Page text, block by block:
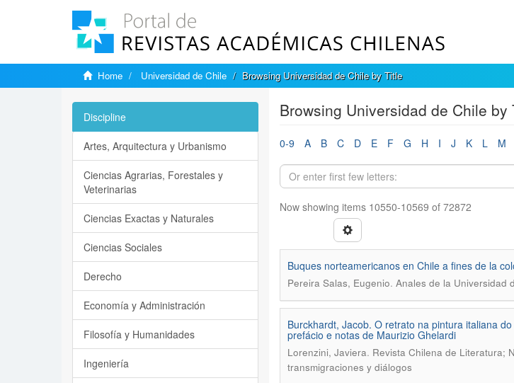
Home Universidad de Chile Browsing Universidad de Chile by Title
Browsing Universidad de Chile by
0-9 A B C D E F G H I J K L M
Now showing items 10550-10569 of 72872
Buques norteamericanos en Chile a fines de la
Pereira Salas, Eugenio. Anales de la Universidad
Burckhardt, Jacob. O retrato na pintura italiana
prefácio e notas de Maurizio Ghelardi
Lorenzini, Javiera. Revista Chilena de Literatura;
transmigraciones y diálogos
Discipline
Artes, Arquitectura y Urbanismo
Ciencias Agrarias, Forestales y
Veterinarias
Ciencias Exactas y Naturales
Ciencias Sociales
Derecho
Economía y Administración
Filosofía y Humanidades
Ingeniería